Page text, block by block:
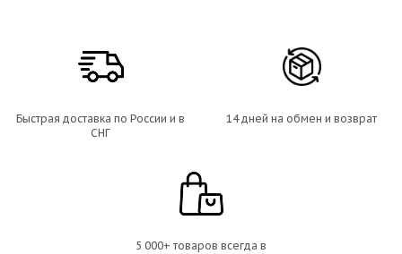
Быстрая доставка по России и в
СНГ
14 дней на обмен и возврат
5 000+ товаров всегда в